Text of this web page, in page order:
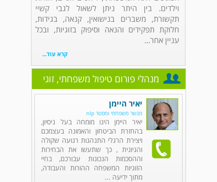
וילדים. בין היתר ניתן לשאול לגבי קשיי
תקשורת, משברים בנישואין, קנאה, בגידות,
חלוקת תפקידים והנאה וסיפוק בזוגיות, ובכל
עניין אחר...
קרא עוד...
מנהלי פורום טיפול משפחתי, זוגי
יאיר היימן
מגשר משפחתי ומסטר nlp
יאיר היימן הינו מומחה בעל ניסיון,
בהחזרת הביטחון והאמונה בעצמכם
ויצירת הרגלי התנהגות רגועה שקולה
והגיונית , כך שתעשו את הבחירות
וההסכמות הנכונות עבורכם, בחיי
הזוגיות המשפחה ההורות והעבודה,
מתוך ידיעה ...